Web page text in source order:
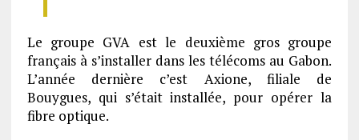
Le groupe GVA est le deuxième gros groupe
français à s’installer dans les télécoms au Gabon.
L’année dernière c’est Axione, filiale de
Bouygues, qui s’était installée, pour opérer la
fibre optique.